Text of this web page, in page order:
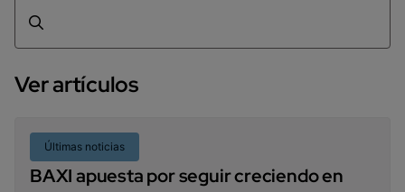
Ver artículos
Últimas noticias
BAXI apuesta por seguir creciendo en